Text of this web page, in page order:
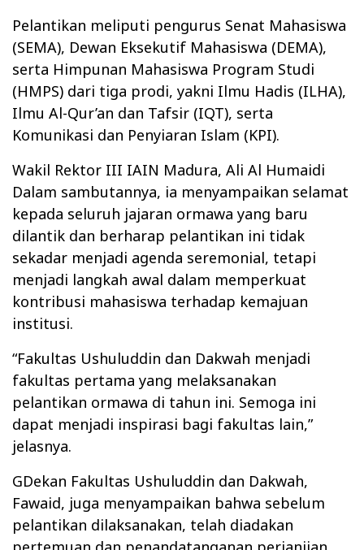
Pelantikan meliputi pengurus Senat Mahasiswa
(SEMA), Dewan Eksekutif Mahasiswa (DEMA),
serta Himpunan Mahasiswa Program Studi
(HMPS) dari tiga prodi, yakni Ilmu Hadis (ILHA),
Ilmu Al-Qur’an dan Tafsir (IQT), serta
Komunikasi dan Penyiaran Islam (KPI).
Wakil Rektor III IAIN Madura, Ali Al Humaidi
Dalam sambutannya, ia menyampaikan selamat
kepada seluruh jajaran ormawa yang baru
dilantik dan berharap pelantikan ini tidak
sekadar menjadi agenda seremonial, tetapi
menjadi langkah awal dalam memperkuat
kontribusi mahasiswa terhadap kemajuan
institusi.
“Fakultas Ushuluddin dan Dakwah menjadi
fakultas pertama yang melaksanakan
pelantikan ormawa di tahun ini. Semoga ini
dapat menjadi inspirasi bagi fakultas lain,”
jelasnya.
GDekan Fakultas Ushuluddin dan Dakwah,
Fawaid, juga menyampaikan bahwa sebelum
pelantikan dilaksanakan, telah diadakan